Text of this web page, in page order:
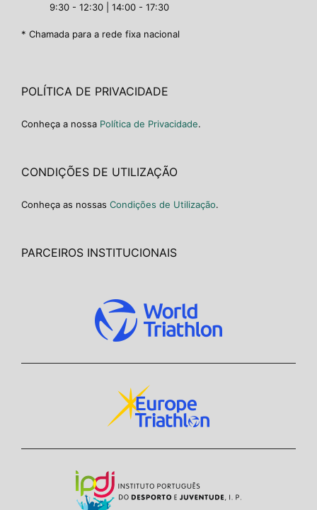
9:30 - 12:30 | 14:00 - 17:30
* Chamada para a rede fixa nacional
POLÍTICA DE PRIVACIDADE
Conheça a nossa Política de Privacidade.
CONDIÇÕES DE UTILIZAÇÃO
Conheça as nossas Condições de Utilização.
PARCEIROS INSTITUCIONAIS